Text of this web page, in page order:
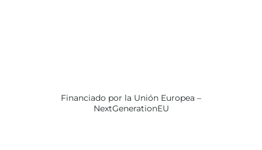
Financiado por la Unión Europea –
NextGenerationEU